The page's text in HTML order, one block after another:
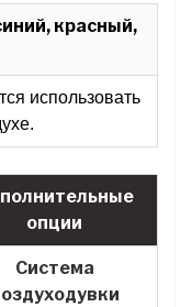
красный,
использовать
опции
Система